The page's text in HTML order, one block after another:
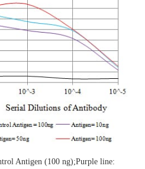
Antigen (100 ng);Purple line: